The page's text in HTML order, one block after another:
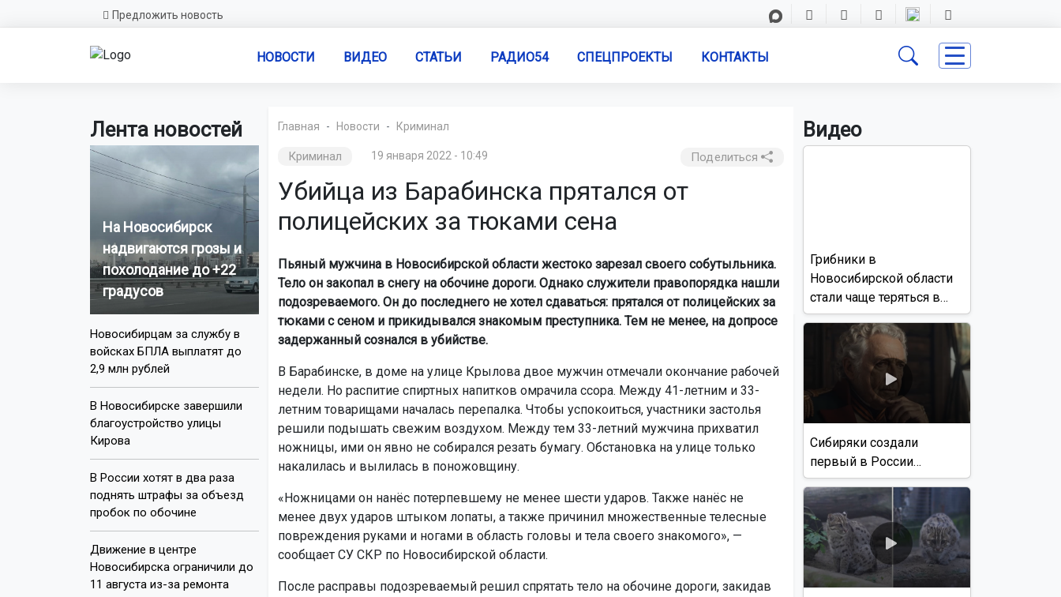
Предложить новость
НОВОСТИ ВИДЕО СТАТЬИ РАДИО54 СПЕЦПРОЕКТЫ КОНТАКТЫ
Лента новостей
На Новосибирск
надвигаются грозы и
похолодание до +22
градусов
Новосибирцам за службу в
войсках БПЛА выплатят до
2,9 млн рублей
В Новосибирске завершили
благоустройство улицы
Кирова
В России хотят в два раза
поднять штрафы за объезд
пробок по обочине
Движение в центре
Новосибирска ограничили до
11 августа из-за ремонта
Главная Новости Криминал
Криминал 19 января 2022 - 10:49 Поделиться
Убийца из Барабинска прятался от
полицейских за тюками сена
Пьяный мужчина в Новосибирской области жестоко зарезал своего собутыльника.
Тело он закопал в снегу на обочине дороги. Однако служители правопорядка нашли
подозреваемого. Он до последнего не хотел сдаваться: прятался от полицейских за
тюками с сеном и прикидывался знакомым преступника. Тем не менее, на допросе
задержанный сознался в убийстве.
В Барабинске, в доме на улице Крылова двое мужчин отмечали окончание рабочей
недели. Но распитие спиртных напитков омрачила ссора. Между 41-летним и 33-
летним товарищами началась перепалка. Чтобы успокоиться, участники застолья
решили подышать свежим воздухом. Между тем 33-летний мужчина прихватил
ножницы, ими он явно не собирался резать бумагу. Обстановка на улице только
накалилась и вылилась в поножовщину.
«Ножницами он нанёс потерпевшему не менее шести ударов. Также нанёс не
менее двух ударов штыком лопаты, а также причинил множественные телесные
повреждения руками и ногами в область головы и тела своего знакомого», —
сообщает СУ СКР по Новосибирской области.
После расправы подозреваемый решил спрятать тело на обочине дороги, закидав
Видео
Грибники в
Новосибирской области
стали чаще теряться в
лесах
Сибиряки создали
первый в России
документальный фильм
с использованием ИИ